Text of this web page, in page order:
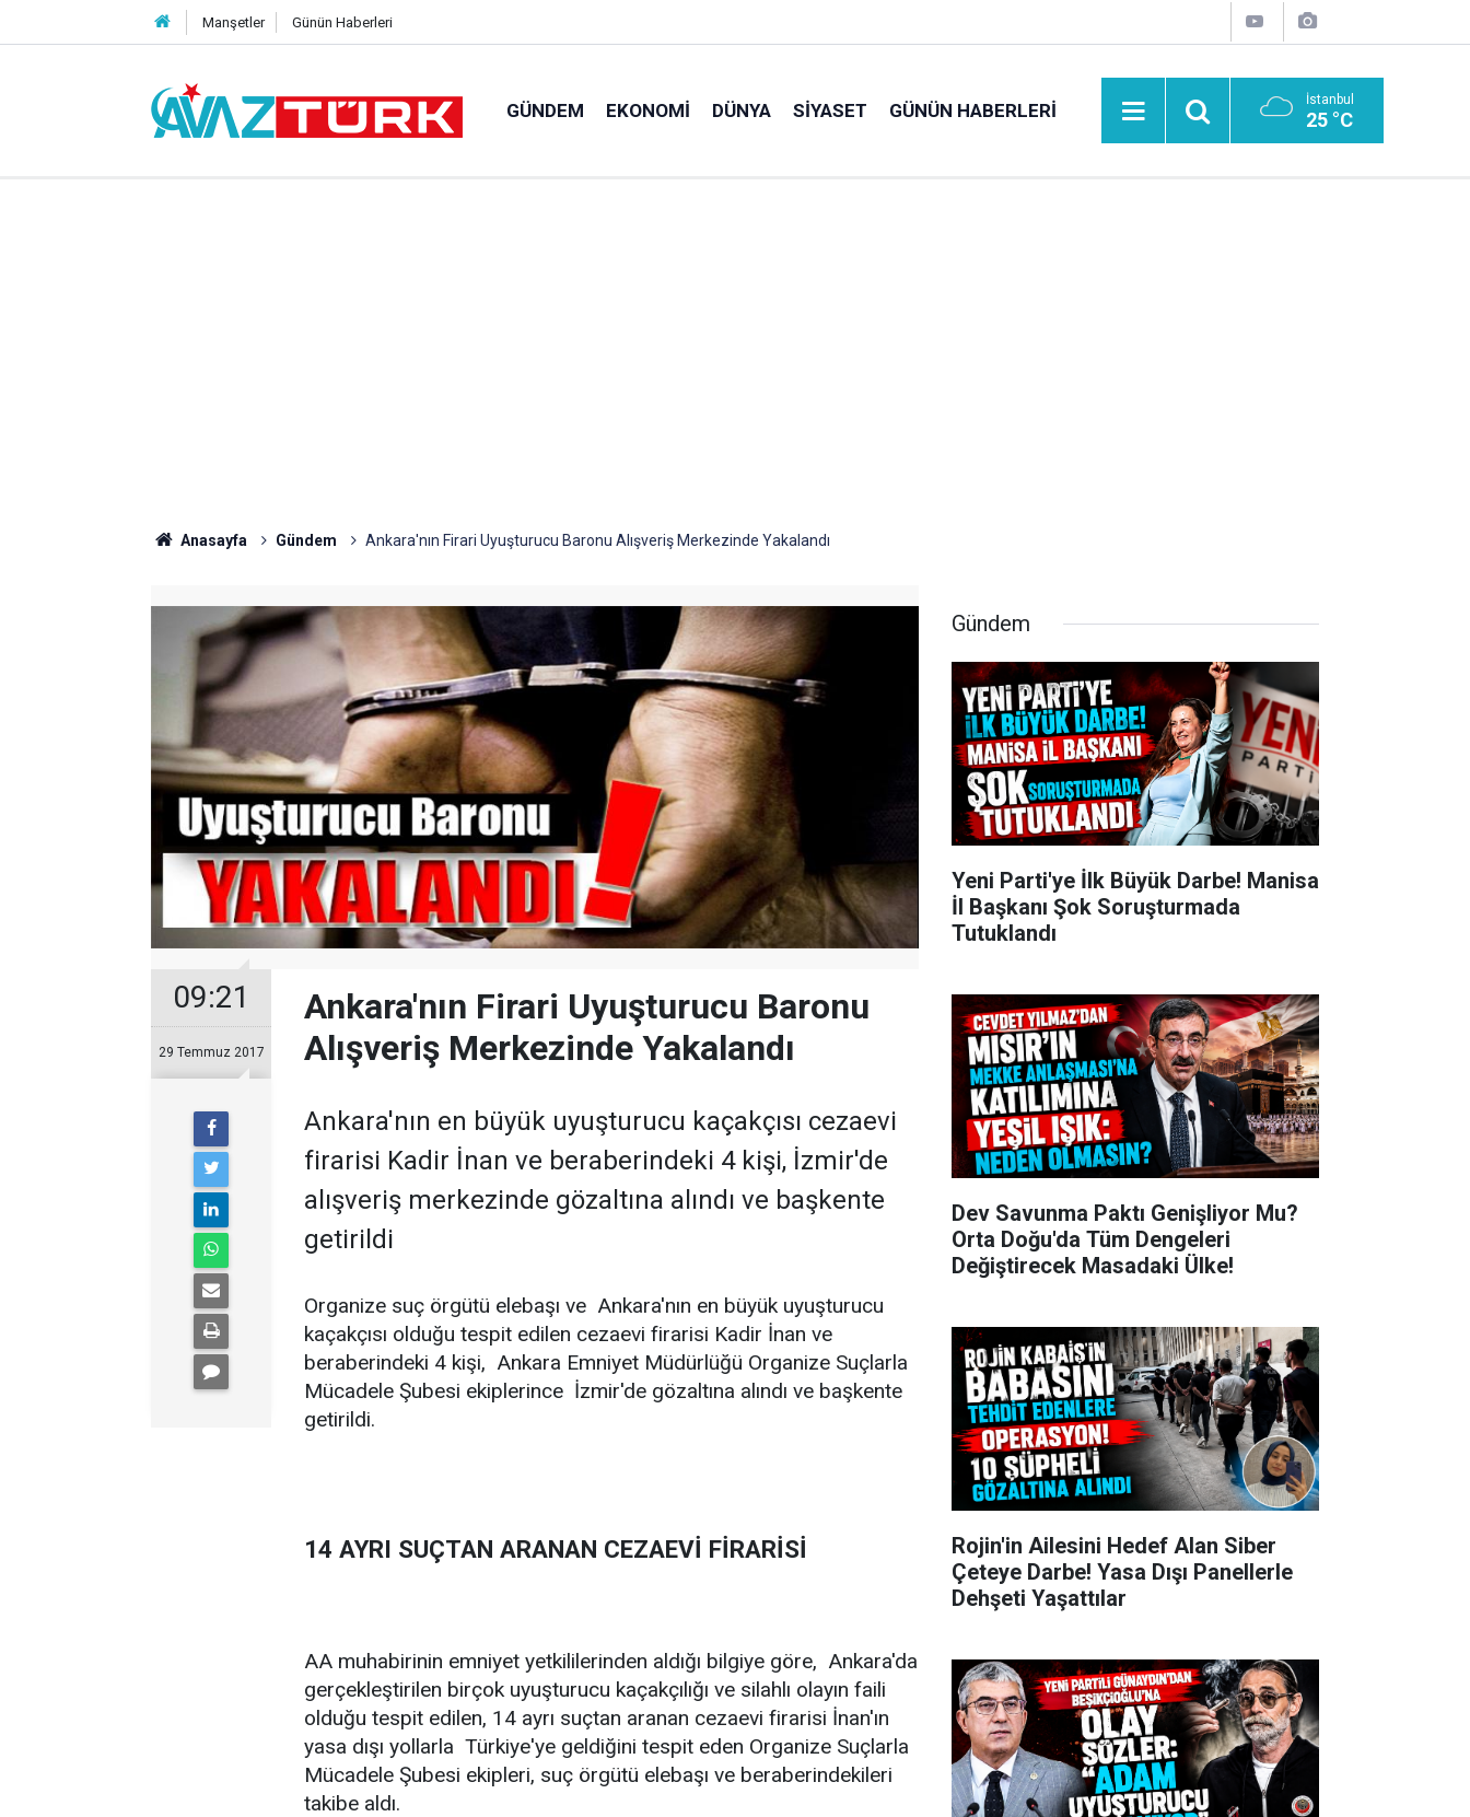
Manşetler Günün Haberleri
GÜNDEM EKONOMI DÜNYA SIYASET GÜNÜN HABERLERI İstanbul
25 °C
Anasayfa Gündem Ankara'nın Firari Uyuşturucu Baronu Alışveriş Merkezinde Yakalandı
09:21
29 Temmuz 2017
Ankara'nın Firari Uyuşturucu Baronu
Alışveriş Merkezinde Yakalandı
Ankara'nın en büyük uyuşturucu kaçakçısı cezaevi
firarisi Kadir İnan ve beraberindeki 4 kişi, İzmir'de
alışveriş merkezinde gözaltına alındı ve başkente
getirildi
Organize suç örgütü elebaşı ve Ankara'nın en büyük uyuşturucu
kaçakçısı olduğu tespit edilen cezaevi firarisi Kadir İnan ve
beraberindeki 4 kişi, Ankara Emniyet Müdürlüğü Organize Suçlarla
Mücadele Şubesi ekiplerince İzmir'de gözaltına alındı ve başkente
getirildi.
14 AYRI SUÇTAN ARANAN CEZAEVİ FİRARİSİ
AA muhabirinin emniyet yetkililerinden aldığı bilgiye göre, Ankara'da
gerçekleştirilen birçok uyuşturucu kaçakçılığı ve silahlı olayın faili
olduğu tespit edilen, 14 ayrı suçtan aranan cezaevi firarisi İnan'ın
yasa dışı yollarla Türkiye'ye geldiğini tespit eden Organize Suçlarla
Mücadele Şubesi ekipleri, suç örgütü elebaşı ve beraberindekileri
takibe aldı.
Gündem
Yeni Parti'ye İlk Büyük Darbe! Manisa
İl Başkanı Şok Soruşturmada
Tutuklandı
Dev Savunma Paktı Genişliyor Mu?
Orta Doğu'da Tüm Dengeleri
Değiştirecek Masadaki Ülke!
Rojin'in Ailesini Hedef Alan Siber
Çeteye Darbe! Yasa Dışı Panellerle
Dehşeti Yaşattılar